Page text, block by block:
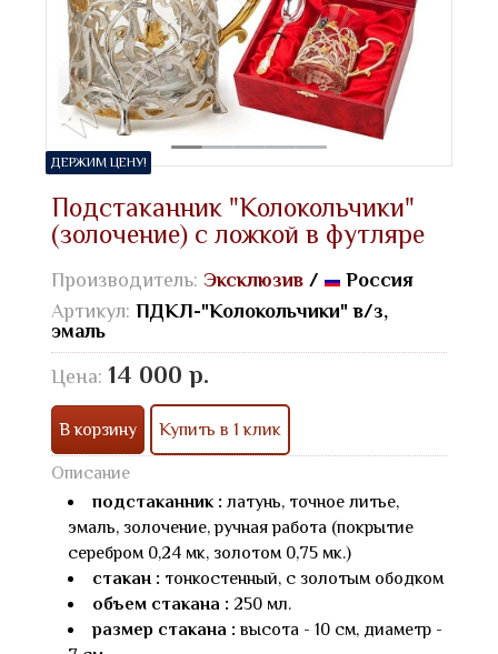
ДЕРЖИМ ЦЕНУ!
Подстаканник "Колокольчики"
(золочение) с ложкой в футляре
Производитель: Эксклюзив /
Россия
Артикул: ПДКЛ-"Колокольчики" в/з,
эмаль
Цена: 14 000 р.
В корзину Купить в 1 клик
Описание
подстаканник : латунь, точное литье,
эмаль, золочение, ручная работа (покрытие
серебром 0,24 мк, золотом 0,75 мк.)
стакан : тонкостенный, с золотым ободком
объем стакана : 250 мл.
размер стакана : высота - 10 см, диаметр -